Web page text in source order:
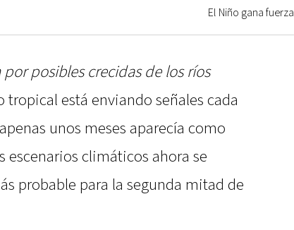
El Niño gana fuerza
posibles crecidas de los ríos
tropical está enviando señales cada
unos meses aparecía como
climáticos ahora se
probable para la segunda mitad de